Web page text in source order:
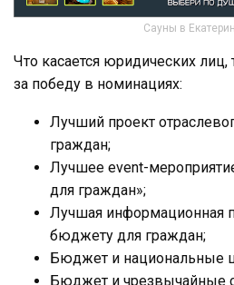
Сауны в
Что касается юридических лиц,
за победу в номинациях:
Лучший проект
граждан;
Лучшее event-
для граждан»;
Лучшая информационная
бюджету для граждан;
Бюджет и национальные
Бюджет и чрезвычайные